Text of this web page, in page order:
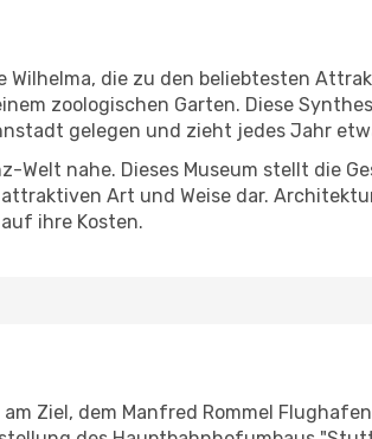
die zu den beliebtesten
zoologischen Garten. Diese
gelegen und zieht jedes Jahr
Welt nahe. Dieses Museum stellt die
Art und Weise dar.
ihre Kosten.
Ziel, dem Manfred Rommel